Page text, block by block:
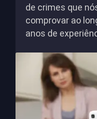
de crimes que
comprovar ao
anos de